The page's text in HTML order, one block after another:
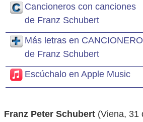
Cancioneros con canciones
de Franz Schubert
Más letras en
de Franz Schubert
Escúchalo en Apple Music
Franz Peter Schubert (Viena, 31